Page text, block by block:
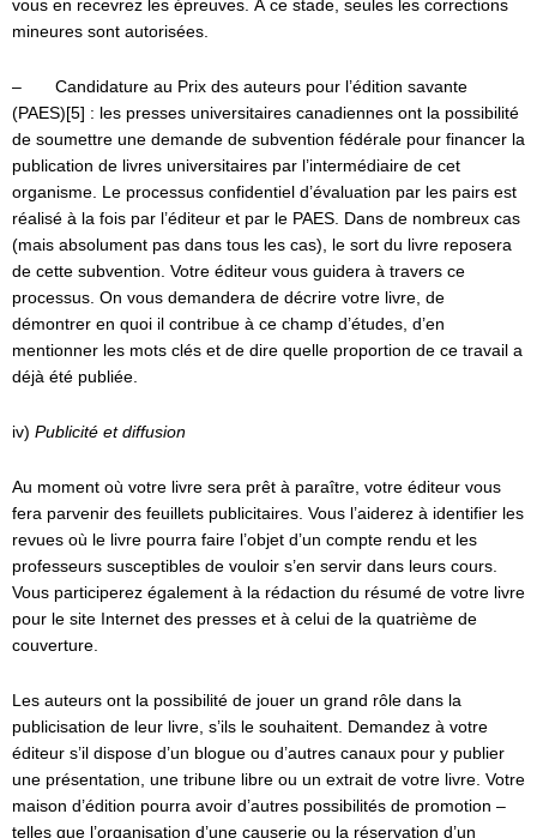
vous en recevrez les épreuves. À ce stade, seules les corrections
mineures sont autorisées.
– Candidature au Prix des auteurs pour l’édition savante
(PAES)[5] : les presses universitaires canadiennes ont la possibilité
de soumettre une demande de subvention fédérale pour financer la
publication de livres universitaires par l’intermédiaire de cet
organisme. Le processus confidentiel d’évaluation par les pairs est
réalisé à la fois par l’éditeur et par le PAES. Dans de nombreux cas
(mais absolument pas dans tous les cas), le sort du livre reposera
de cette subvention. Votre éditeur vous guidera à travers ce
processus. On vous demandera de décrire votre livre, de
démontrer en quoi il contribue à ce champ d’études, d’en
mentionner les mots clés et de dire quelle proportion de ce travail a
déjà été publiée.
iv) Publicité et diffusion
Au moment où votre livre sera prêt à paraître, votre éditeur vous
fera parvenir des feuillets publicitaires. Vous l’aiderez à identifier les
revues où le livre pourra faire l’objet d’un compte rendu et les
professeurs susceptibles de vouloir s’en servir dans leurs cours.
Vous participerez également à la rédaction du résumé de votre livre
pour le site Internet des presses et à celui de la quatrième de
couverture.
Les auteurs ont la possibilité de jouer un grand rôle dans la
publicisation de leur livre, s’ils le souhaitent. Demandez à votre
éditeur s’il dispose d’un blogue ou d’autres canaux pour y publier
une présentation, une tribune libre ou un extrait de votre livre. Votre
maison d’édition pourra avoir d’autres possibilités de promotion –
telles que l’organisation d’une causerie ou la réservation d’un